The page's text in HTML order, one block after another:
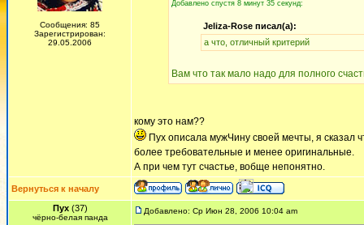
Сообщения: 85
Зарегистрирован:
29.05.2006
Добавлено спустя 8 минут 35 секунд:
Jeliza-Rose писал(а):
а что, отличный критерий
Вам что так мало надо для полного
кому это нам??
Пух описала мужЧину своей мечты, я сказал
более требовательные и менее оригинальные.
А при чем тут счастье, вобще непонятно.
Вернуться к началу
Пух(37)
чёрно-белая панда
Добавлено: Ср Июн 28, 2006 10:04 am